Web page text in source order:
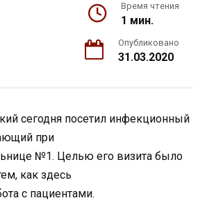
Время чтения
1 мин.
Опубликовано
31.03.2020
сегодня посетил инфекционный
при
№1. Целью его визита было
как здесь
с пациентами.